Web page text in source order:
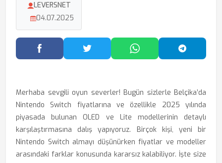
LEVERSNET
04.07.2025
Facebook'ta PaylaşTwitter'da PaylaşWhatsApp'ta Paylaş
Merhaba sevgili oyun severler! Bugün sizlerle Belçika’da
Nintendo Switch fiyatlarına ve özellikle 2025 yılında
piyasada bulunan OLED ve Lite modellerinin detaylı
karşılaştırmasına dalış yapıyoruz. Birçok kişi, yeni bir
Nintendo Switch almayı düşünürken fiyatlar ve modeller
arasındaki farklar konusunda kararsız kalabiliyor. İşte size